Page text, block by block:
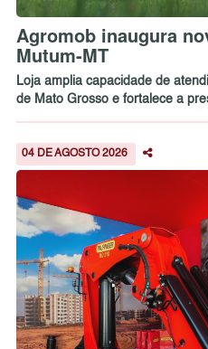
Agromob inaugura
Mutum-MT
Loja amplia capacidade de
de Mato Grosso e fortalece a
04 DE AGOSTO 2026